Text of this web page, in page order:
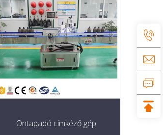
Öntapadó címkéző gép